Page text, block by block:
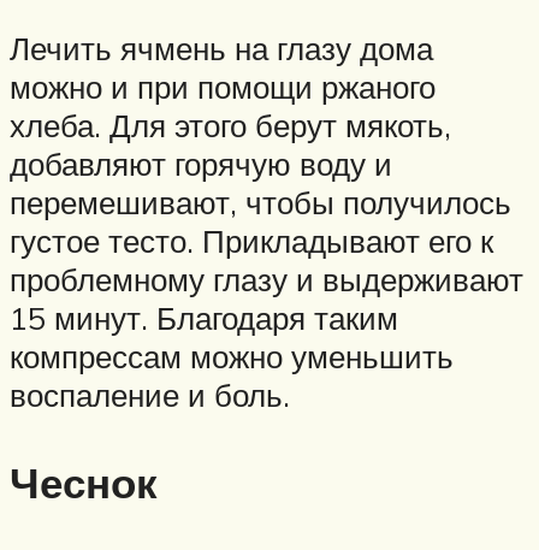
Лечить ячмень на глазу дома
можно и при помощи ржаного
хлеба. Для этого берут мякоть,
добавляют горячую воду и
перемешивают, чтобы получилось
густое тесто. Прикладывают его к
проблемному глазу и выдерживают
15 минут. Благодаря таким
компрессам можно уменьшить
воспаление и боль.
Чеснок